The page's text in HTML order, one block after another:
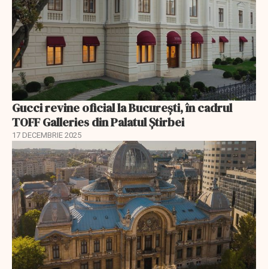
Gucci revine oficial la București, în cadrul
TOFF Galleries din Palatul Știrbei
17 DECEMBRIE 2025